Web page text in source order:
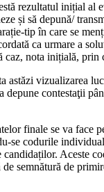
rezultatul inițial al
și să depună/
tip în care se
ca urmare a
nota inițială, prin
astăzi vizualizarea
depune contestaţii
finale se va face
se codurile
candidaților. Aceste
semnătură de